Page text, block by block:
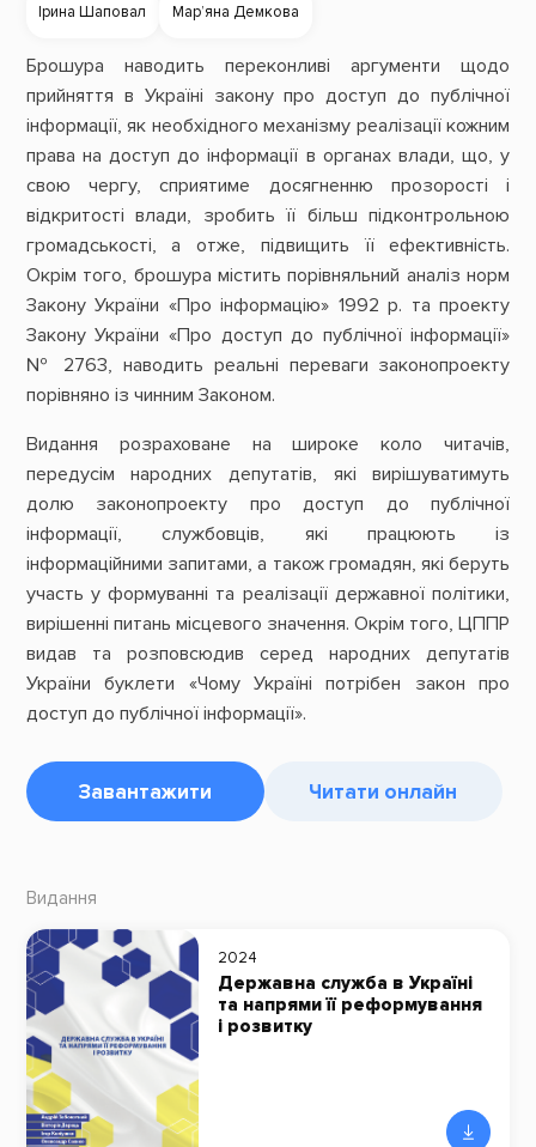
Ірина Шаповал Мар’яна Демкова
Брошура наводить переконливі аргументи щодо
прийняття в Україні закону про доступ до публічної
інформації, як необхідного механізму реалізації кожним
права на доступ до інформації в органах влади, що, у
свою чергу, сприятиме досягненню прозорості і
відкритості влади, зробить її більш підконтрольною
громадськості, а отже, підвищить її ефективність.
Окрім того, брошура містить порівняльний аналіз норм
Закону України «Про інформацію» 1992 р. та проекту
Закону України «Про доступ до публічної інформації»
№ 2763, наводить реальні переваги законопроекту
порівняно із чинним Законом.
Видання розраховане на широке коло читачів,
передусім народних депутатів, які вирішуватимуть
долю законопроекту про доступ до публічної
інформації, службовців, які працюють із
інформаційними запитами, а також громадян, які беруть
участь у формуванні та реалізації державної політики,
вирішенні питань місцевого значення. Окрім того, ЦППР
видав та розповсюдив серед народних депутатів
України буклети «Чому Україні потрібен закон про
доступ до публічної інформації».
Завантажити Читати онлайн
Видання
2024
Державна служба в Україні
та напрями її реформування
і розвитку